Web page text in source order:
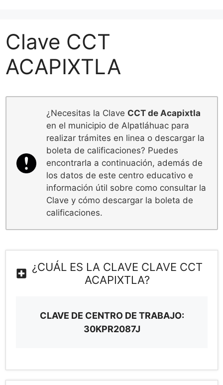
Clave CCT
ACAPIXTLA
¿Necesitas la Clave CCT de Acapixtla
en el municipio de Alpatláhuac para
realizar trámites en linea o descargar la
boleta de calificaciones? Puedes
encontrarla a continuación, además de
los datos de este centro educativo e
información útil sobre como consultar la
Clave y cómo descargar la boleta de
calificaciones.
¿CUÁL ES LA CLAVE CLAVE CCT
ACAPIXTLA?
CLAVE DE CENTRO DE TRABAJO:
30KPR2087J